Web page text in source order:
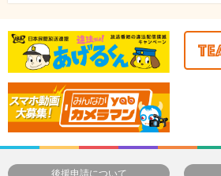
後援申請について